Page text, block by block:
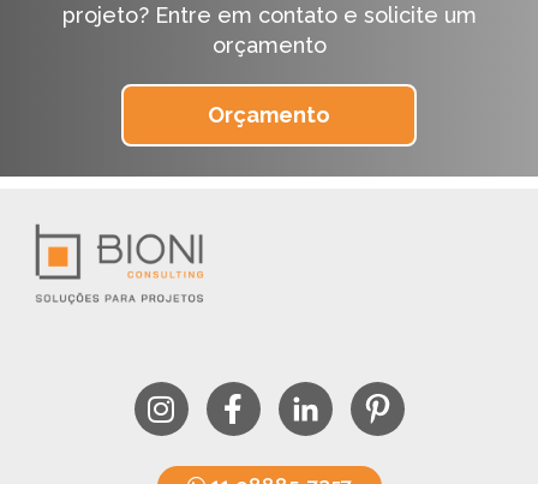
projeto?Entre em contato e solicite um
orçamento
Orçamento